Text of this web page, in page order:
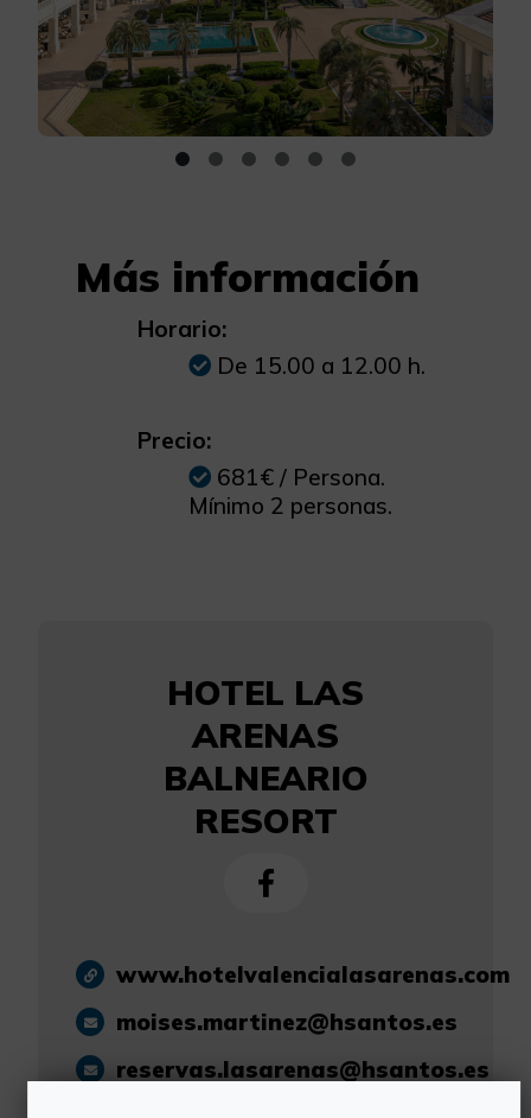
Más información
Horario:
De 15.00 a 12.00 h.
Precio:
681€ / Persona.
Mínimo 2 personas.
HOTEL LAS
ARENAS
BALNEARIO
RESORT
www.hotelvalencialasarenas.com
moises.martinez@hsantos.es
reservas.lasarenas@hsantos.es